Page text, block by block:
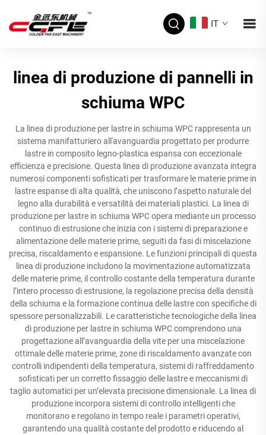
IT
linea di produzione di pannelli in
schiuma WPC
La linea di produzione per lastre in schiuma WPC rappresenta un
sistema manifatturiero all'avanguardia progettato per produrre
lastre in composito legno-plastica espansa con eccezionale
efficienza e precisione. Questa linea di produzione avanzata integra
numerosi componenti sofisticati per trasformare le materie prime in
lastre espanse di alta qualità, che uniscono l’aspetto naturale del
legno alla durabilità e versatilità dei materiali plastici. La linea di
produzione per lastre in schiuma WPC opera mediante un processo
continuo di estrusione che inizia con i sistemi di preparazione e
alimentazione delle materie prime, seguiti da fasi di miscelazione
precisa, riscaldamento e espansione. Le funzioni principali di questa
linea di produzione includono la movimentazione automatizzata
delle materie prime, il controllo costante della temperatura durante
l’intero processo di estrusione, la regolazione precisa della densità
della schiuma e la formazione continua delle lastre con specifiche di
spessore personalizzabili. Le caratteristiche tecnologiche della linea
di produzione per lastre in schiuma WPC comprendono una
progettazione all’avanguardia della vite per una miscelazione
ottimale delle materie prime, zone di riscaldamento avanzate con
controlli indipendenti della temperatura, sistemi di raffreddamento
sofisticati per un corretto fissaggio delle lastre e meccanismi di
taglio automatici per un’elevata precisione dimensionale. La linea di
produzione incorpora sistemi di controllo intelligenti che
monitorano e regolano in tempo reale i parametri operativi,
garantendo una qualità costante del prodotto e riducendo al